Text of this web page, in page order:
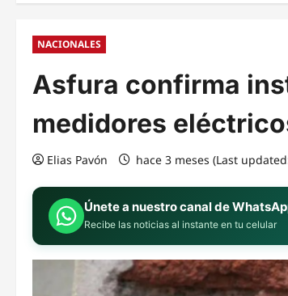
NACIONALES
Asfura confirma
medidores
Elias Pavón hace 3 meses (Last
Únete a nuestro canal de
Recibe las noticias al instante en tu celular